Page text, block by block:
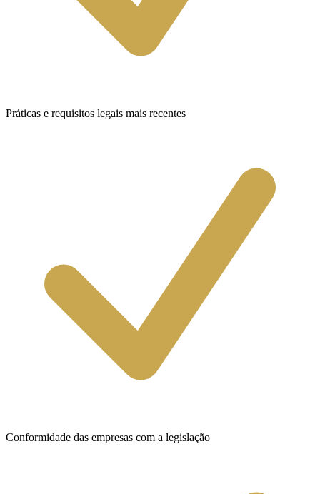
Práticas e requisitos legais mais recentes
Conformidade das empresas com a legislação